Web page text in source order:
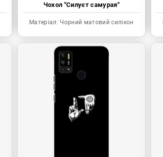
Чохол "Силуєт самурая"
Матеріал: Чорний матовий силікон